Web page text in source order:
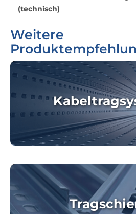
(technisch)
Weitere